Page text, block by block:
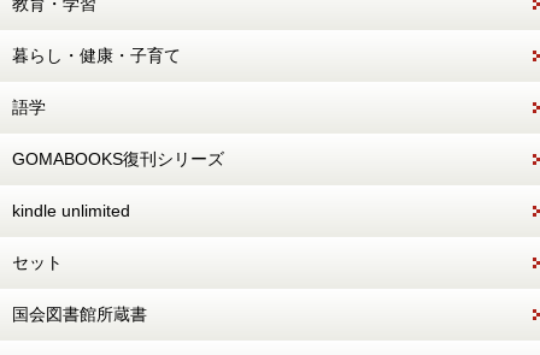
教育・学習
暮らし・健康・子育て
語学
GOMABOOKS復刊シリーズ
kindle unlimited
セット
国会図書館所蔵書